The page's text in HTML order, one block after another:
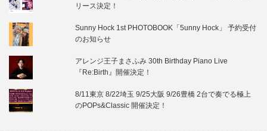
リース決定！
Sunny Hock 1st PHOTOBOOK「5unny Hock」 予約受付
のお知らせ
アレンジ王子まさふみ 30th Birthday Piano Live
『Re:Birth』開催決定！
8/11東京 8/22埼玉 9/25大阪 9/26豊橋 2台で奏でる極上
のPOPs&Classic 開催決定！